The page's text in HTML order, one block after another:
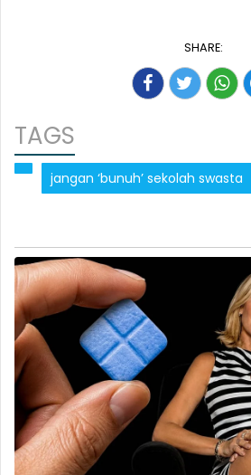
SHARE:
TAGS
jangan ‘bunuh’ sekolah swasta